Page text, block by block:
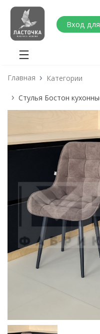
Вход
Главная Категории
Стулья Бостон